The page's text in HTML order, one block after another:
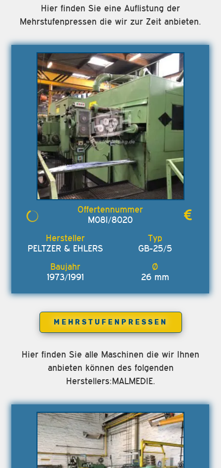
Hier finden Sie eine Auflistung der
Mehrstufenpressen die wir zur Zeit anbieten.
M08I/8020
PELTZER & EHLERS GB-25/5
1973/1991 26 mm
MEHRSTUFENPRESSEN
Hier finden Sie alle Maschinen die wir Ihnen
anbieten können des folgenden
Herstellers:MALMEDIE.